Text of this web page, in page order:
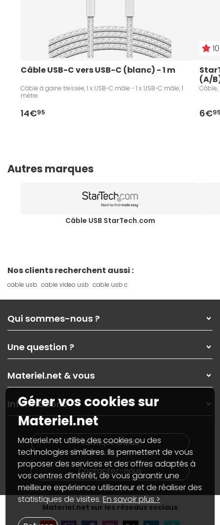
Câble USB-C vers USB-C (blanc) - 1 m
Câble à gaine tressée, 1 x USB-C mâle - 1 x USB-C mâle, 1
mètre
14€95
(A/
Câble,
6€
Autres marques
Câble USB StarTech.com
Nos clients recherchent aussi :
cable usb cable video usb cable usb c
Qui sommes-nous ?
Nos services
Les magasins Materiel.net
Nos solutions pour les pros
Contactez-nous
Une question ?
Paiement, livraison
Garanties,Pack Zen
SAV, demander un retour
Informations
Guides d'achats et tutoriels
Materiel.net & vous
On répare votre PC portable
On rachète votre carte graphique
PC sur mesure : Votre RDV personnalisé
Notre démarche écologique
Materiel.net recrute
Notre programme d'affiliation
Partenariat & Sponsoring
Informations
Plan du site
Nos marques
Conditions générales de vente
Marketplace
Informations légales
Données personnellesetcookies
Gérer vos cookies
Accessibilité : non conforme
Rubrique d'aide
Contactez-nous
Materiel.net sur les réseaux sociaux
Gérer vos cookies sur
Materiel.net
Materiel.net utilise des cookies ou des
technologies similaires. Ils permettent de vous
proposer des services et des offres adaptés à
vos centres d’intérêt, de vous garantir une
meilleure expérience utilisateur et de réaliser des
statistiques de visites.En savoir plus >